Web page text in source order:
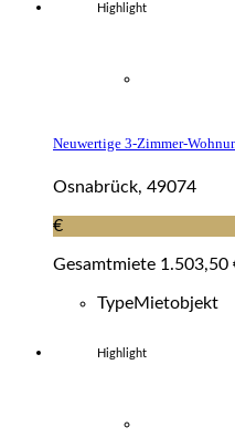
Highlight
Neuwertige 3-Zimmer-
Osnabrück, 49074
€
Gesamtmiete 1.503,50
TypeMietobjekt
Highlight